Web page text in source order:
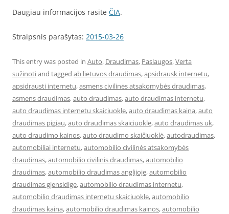
Daugiau informacijos rasite ČIA.
Straipsnis parašytas: 2015-03-26
This entry was posted in Auto, Draudimas, Paslaugos,Verta
sužinotiand tagged ab lietuvos draudimas,apsidrausk internetu,
apsidrausti internetu,asmens civilinės atsakomybės draudimas,
asmens draudimas,auto draudimas,auto draudimas internetu,
auto draudimas internetu skaiciuokle,auto draudimas kaina,auto
draudimas pigiau,auto draudimas skaiciuokle,auto draudimas uk,
auto draudimo kainos,auto draudimo skaičiuoklė,autodraudimas,
automobiliai internetu,automobilio civilinės atsakomybės
draudimas,automobilio civilinis draudimas,automobilio
draudimas,automobilio draudimas anglijoje,automobilio
draudimas gjensidige,automobilio draudimas internetu,
automobilio draudimas internetu skaiciuokle,automobilio
draudimas kaina,automobilio draudimas kainos,automobilio